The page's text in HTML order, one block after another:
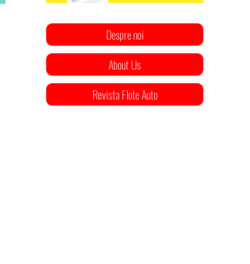
Despre noi
About Us
Revista Flote Auto